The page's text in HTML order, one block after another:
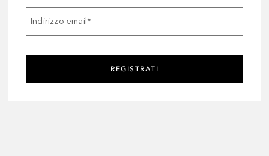
Indirizzo email*
REGISTRATI